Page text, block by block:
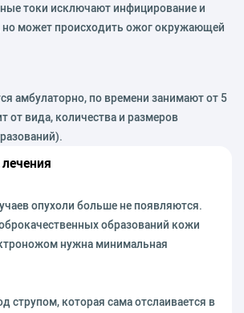
токи исключают инфицирование и
но может происходить ожог окружающей
амбулаторно, по времени занимают от 5
от вида, количества и размеров
опухоли больше не появляются.
образований кожи
нужна минимальная
струпом, которая сама отслаивается в